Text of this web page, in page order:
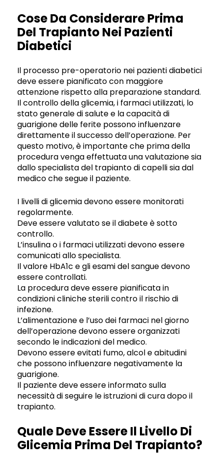
Cose Da Considerare Prima
Del Trapianto Nei Pazienti
Diabetici
Il processo pre-operatorio nei pazienti diabetici
deve essere pianificato con maggiore
attenzione rispetto alla preparazione standard.
Il controllo della glicemia, i farmaci utilizzati, lo
stato generale di salute e la capacità di
guarigione delle ferite possono influenzare
direttamente il successo dell’operazione. Per
questo motivo, è importante che prima della
procedura venga effettuata una valutazione sia
dallo specialista del trapianto di capelli sia dal
medico che segue il paziente.
I livelli di glicemia devono essere monitorati
regolarmente.
Deve essere valutato se il diabete è sotto
controllo.
L’insulina o i farmaci utilizzati devono essere
comunicati allo specialista.
Il valore HbA1c e gli esami del sangue devono
essere controllati.
La procedura deve essere pianificata in
condizioni cliniche sterili contro il rischio di
infezione.
L’alimentazione e l’uso dei farmaci nel giorno
dell’operazione devono essere organizzati
secondo le indicazioni del medico.
Devono essere evitati fumo, alcol e abitudini
che possono influenzare negativamente la
guarigione.
Il paziente deve essere informato sulla
necessità di seguire le istruzioni di cura dopo il
trapianto.
Quale Deve Essere Il Livello Di
Glicemia Prima Del Trapianto?